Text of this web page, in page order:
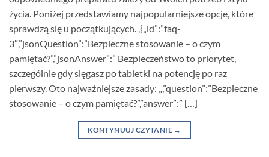
życia. Poniżej przedstawiamy najpopularniejsze opcje, które
sprawdzą się u początkujących. ,{„id”:”faq-
3″,”jsonQuestion”:”Bezpieczne stosowanie – o czym
pamiętać?”,”jsonAnswer”:” Bezpieczeństwo to priorytet,
szczególnie gdy sięgasz po tabletki na potencję po raz
pierwszy. Oto najważniejsze zasady: „,”question”:”Bezpieczne
stosowanie – o czym pamiętać?”,”answer”:” […]
KONTYNUUJ CZYTANIE →